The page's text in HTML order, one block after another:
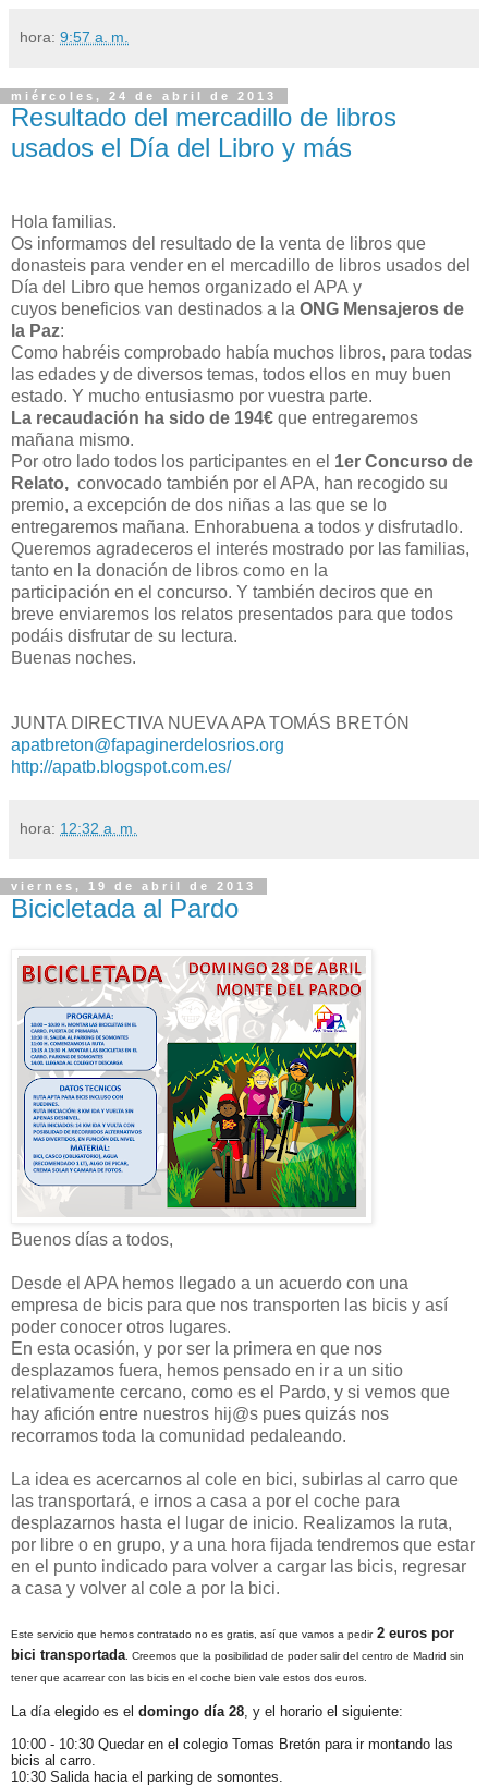
hora: 9:57 a. m.
miércoles, 24 de abril de 2013
Resultado del mercadillo de libros
usados el Día del Libro y más
Hola familias.
Os informamos del resultado de la venta de libros que
donasteis para vender en el mercadillo de libros usados del
Día del Libro que hemos organizado el APA y
cuyos beneficios van destinados a la ONG Mensajeros de
la Paz:
Como habréis comprobado había muchos libros, para todas
las edades y de diversos temas, todos ellos en muy buen
estado. Y mucho entusiasmo por vuestra parte.
La recaudación ha sido de 194€ que entregaremos
mañana mismo.
Por otro lado todos los participantes en el 1er Concurso de
Relato, convocado también por el APA, han recogido su
premio, a excepción de dos niñas a las que se lo
entregaremos mañana. Enhorabuena a todos y disfrutadlo.
Queremos agradeceros el interés mostrado por las familias,
tanto en la donación de libros como en la
participación en el concurso. Y también deciros que en
breve enviaremos los relatos presentados para que todos
podáis disfrutar de su lectura.
Buenas noches.
JUNTA DIRECTIVA NUEVA APA TOMÁS BRETÓN
apatbreton@fapaginerdelosrios.org
http://apatb.blogspot.com.es/
hora: 12:32 a. m.
viernes, 19 de abril de 2013
Bicicletada al Pardo
Buenos días a todos,
Desde el APA hemos llegado a un acuerdo con una
empresa de bicis para que nos transporten las bicis y así
poder conocer otros lugares.
En esta ocasión, y por ser la primera en que nos
desplazamos fuera, hemos pensado en ir a un sitio
relativamente cercano, como es el Pardo, y si vemos que
hay afición entre nuestros hij@s pues quizás nos
recorramos toda la comunidad pedaleando.
La idea es acercarnos al cole en bici, subirlas al carro que
las transportará, e irnos a casa a por el coche para
desplazarnos hasta el lugar de inicio. Realizamos la ruta,
por libre o en grupo, y a una hora fijada tendremos que estar
en el punto indicado para volver a cargar las bicis, regresar
a casa y volver al cole a por la bici.
Este servicio que hemos contratado no es gratis, así que vamos a pedir2 euros por
bici transportada. Creemos que la posibilidad de poder salir del centro de Madrid sin
tener que acarrear con las bicis en el coche bien vale estos dos euros.
La día elegido es el domingo día 28, y el horario el siguiente:
10:00 - 10:30 Quedar en el colegio Tomas Bretón para ir montando las
bicis al carro.
10:30 Salida hacia el parking de somontes.